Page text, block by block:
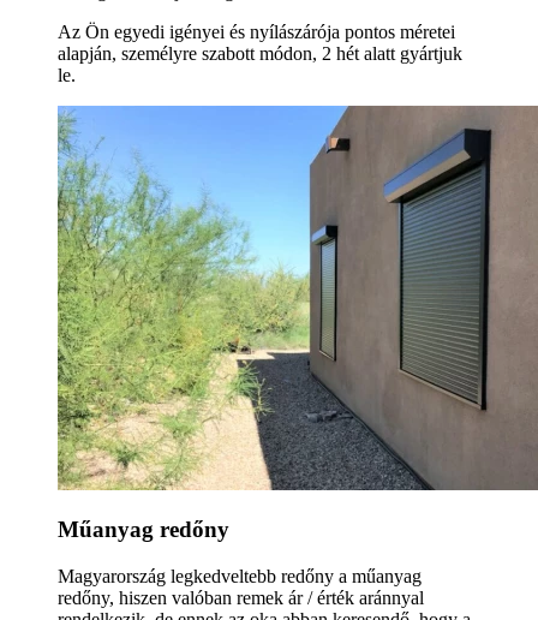
Az Ön egyedi igényei és nyílászárója pontos méretei
alapján, személyre szabott módon, 2 hét alatt gyártjuk
le.
Műanyag redőny
Magyarország legkedveltebb redőny a műanyag
redőny, hiszen valóban remek ár / érték aránnyal